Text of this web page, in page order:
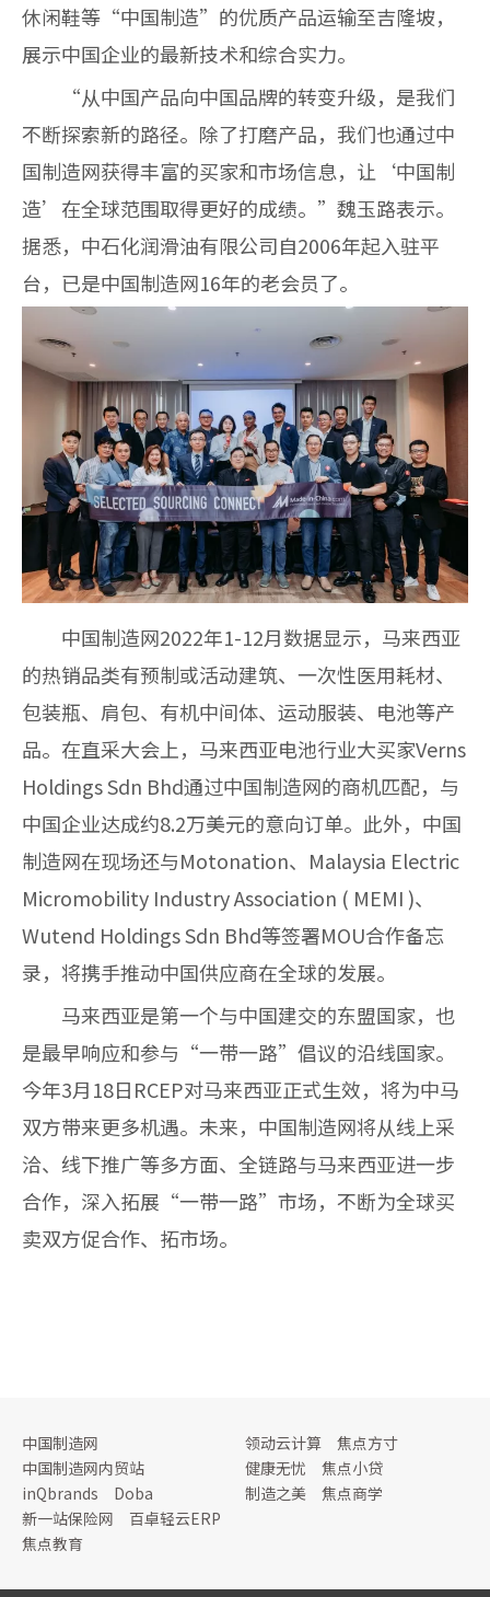
休闲鞋等“中国制造”的优质产品运输至吉隆坡，
展示中国企业的最新技术和综合实力。
“从中国产品向中国品牌的转变升级，是我们
不断探索新的路径。除了打磨产品，我们也通过中
国制造网获得丰富的买家和市场信息，让‘中国制
造’在全球范围取得更好的成绩。”魏玉路表示。
据悉，中石化润滑油有限公司自2006年起入驻平
台，已是中国制造网16年的老会员了。
中国制造网2022年1-12月数据显示，马来西亚
的热销品类有预制或活动建筑、一次性医用耗材、
包装瓶、肩包、有机中间体、运动服装、电池等产
品。在直采大会上，马来西亚电池行业大买家Verns
Holdings Sdn Bhd通过中国制造网的商机匹配，与
中国企业达成约8.2万美元的意向订单。此外，中国
制造网在现场还与Motonation、Malaysia Electric
Micromobility Industry Association ( MEMI )、
Wutend Holdings Sdn Bhd等签署MOU合作备忘
录，将携手推动中国供应商在全球的发展。
马来西亚是第一个与中国建交的东盟国家，也
是最早响应和参与“一带一路”倡议的沿线国家。
今年3月18日RCEP对马来西亚正式生效，将为中马
双方带来更多机遇。未来，中国制造网将从线上采
洽、线下推广等多方面、全链路与马来西亚进一步
合作，深入拓展“一带一路”市场，不断为全球买
卖双方促合作、拓市场。
中国制造网
中国制造网内贸站
inQbrands
Doba
新一站保险网
百卓轻云ERP
焦点教育
领动云计算
焦点方寸
健康无忧
焦点小贷
制造之美
焦点商学